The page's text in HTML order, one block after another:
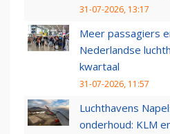
31-07-2026, 13:17
Meer passagiers
Nederlandse
kwartaal
31-07-2026, 11:57
Luchthavens
onderhoud: KLM